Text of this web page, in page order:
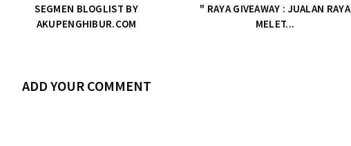
SEGMEN BLOGLIST BY
AKUPENGHIBUR.COM
" RAYA GIVEAWAY : JUALAN RAYA
MELET...
ADD YOUR COMMENT